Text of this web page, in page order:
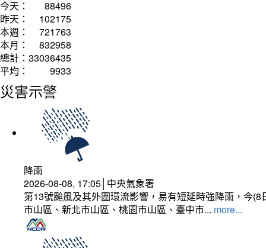
今天：
88496
昨天：
102175
本週：
721763
本月：
832958
總計： 33036435
平均：
9933
災害示警
降雨
2026-08-08, 17:05│中央氣象署
第13號颱風及其外圍環流影響，易有短延時強降雨，今
市山區、新北市山區、桃園市山區、臺中市... more...